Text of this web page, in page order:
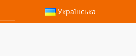
Українська